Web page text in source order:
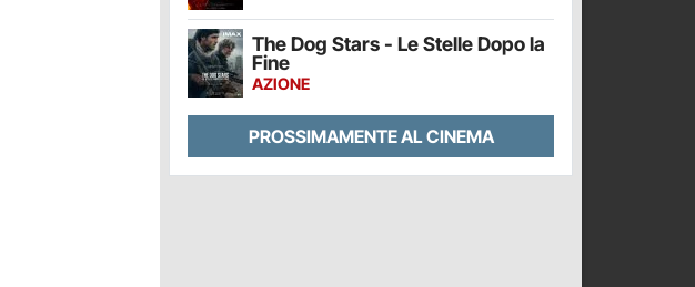
The Dog Stars - Le Stelle Dopo la
Fine
AZIONE
PROSSIMAMENTE AL CINEMA